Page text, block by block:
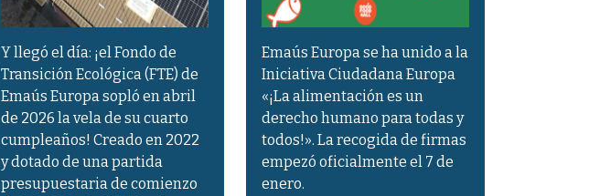
Y llegó el día: ¡el Fondo de
Transición Ecológica (FTE) de
Emaús Europa sopló en abril
de 2026 la vela de su cuarto
cumpleaños! Creado en 2022
y dotado de una partida
presupuestaria de comienzo
Emaús Europa se ha unido a la
Iniciativa Ciudadana Europa
«¡La alimentación es un
derecho humano para todas y
todos!». La recogida de firmas
empezó oficialmente el 7 de
enero.